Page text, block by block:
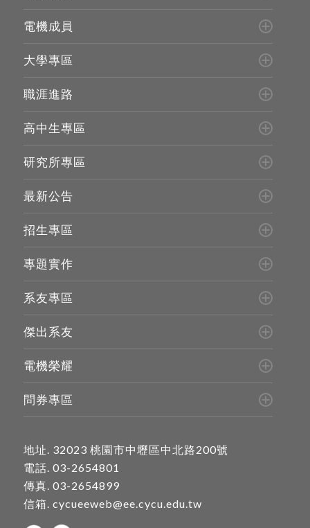
電機成員
大學專區
職涯進路
高中生專區
研究所專區
最新公告
招生專區
專題實作
系友專區
傑出系友
電機榮耀
問券專區
地址. 32023 桃園市中壢區中北路200號
電話. 03-2654801
傳真. 03-2654899
信箱. cycueeweb@ee.cycu.edu.tw